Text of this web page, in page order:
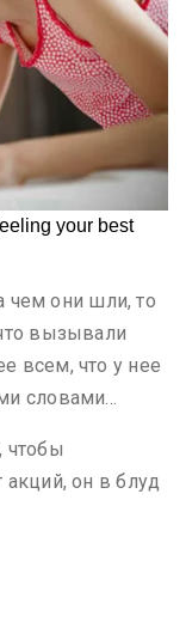
чем они шли, то
вызывали
всем, что у нее
словами…
чтобы
акций, он в блуд